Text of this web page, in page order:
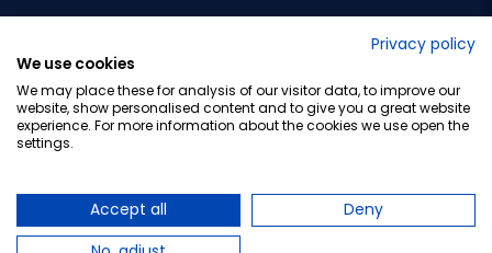
Privacy policy
We use cookies
We may place these for analysis of our visitor data, to improve our
website, show personalised content and to give you a great website
experience. For more information about the cookies we use open the
settings.
Accept all
Deny